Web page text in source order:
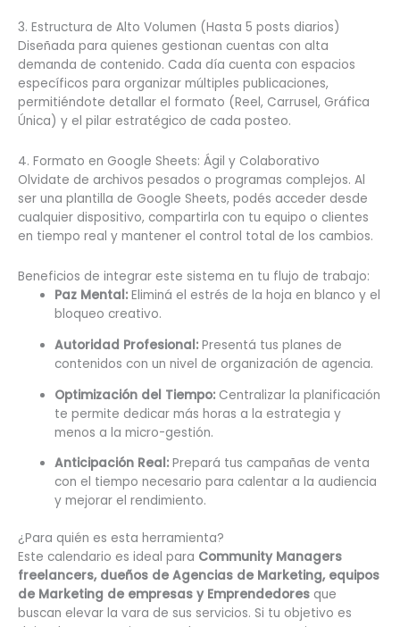
3. Estructura de Alto Volumen (Hasta 5 posts diarios)
Diseñada para quienes gestionan cuentas con alta
demanda de contenido. Cada día cuenta con espacios
específicos para organizar múltiples publicaciones,
permitiéndote detallar el formato (Reel, Carrusel, Gráfica
Única) y el pilar estratégico de cada posteo.
4. Formato en Google Sheets: Ágil y Colaborativo
Olvidate de archivos pesados o programas complejos. Al
ser una plantilla de Google Sheets, podés acceder desde
cualquier dispositivo, compartirla con tu equipo o clientes
en tiempo real y mantener el control total de los cambios.
Beneficios de integrar este sistema en tu flujo de trabajo:
Paz Mental: Eliminá el estrés de la hoja en blanco y el
bloqueo creativo.
Autoridad Profesional: Presentá tus planes de
contenidos con un nivel de organización de agencia.
Optimización del Tiempo: Centralizar la planificación
te permite dedicar más horas a la estrategia y
menos a la micro-gestión.
Anticipación Real: Prepará tus campañas de venta
con el tiempo necesario para calentar a la audiencia
y mejorar el rendimiento.
¿Para quién es esta herramienta?
Este calendario es ideal para Community Managers
freelancers, dueños de Agencias de Marketing, equipos
de Marketing de empresas y Emprendedores que
buscan elevar la vara de sus servicios. Si tu objetivo es